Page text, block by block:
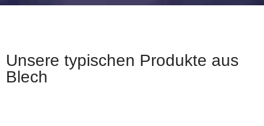
Unsere typischen Produkte aus
Blech